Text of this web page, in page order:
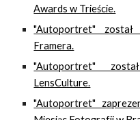
Awards w Trieście.
"Autoportret"
Framera.
"Autoportret"
LensCulture.
"Autoportret"